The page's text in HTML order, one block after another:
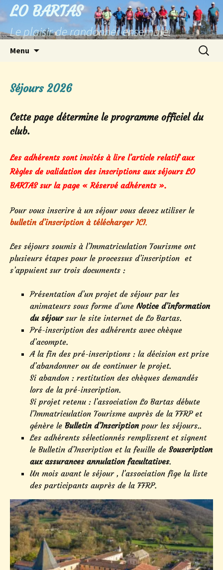
Aller
au
contenu
LO BARTAS
Le plaisir de randonner ensemble!
Menu
Séjours 2026
Cette page détermine le programme officiel du
club.
Les adhérents sont invités à lire l’article relatif aux
Règles de validation des inscriptions aux séjours LO
BARTAS sur la page « Réservé adhérents ».
Pour vous inscrire à un séjour vous devez utiliser le
bulletin d’inscription à télécharger ICI.
Les séjours soumis à l’Immatriculation Tourisme ont
plusieurs étapes pour le processus d’inscription et
s’appuient sur trois documents :
Présentation d’un projet de séjour par les
animateurs sous forme d’une Notice d’information
du séjoursur le site internet de Lo Bartas.
Pré-inscription des adhérents avec chèque
d’acompte.
A la fin des pré-inscriptions : la décision est prise
d’abandonner ou de continuer le projet.
Si abandon : restitution des chèques demandés
lors de la pré-inscription.
Si projet retenu : l’association Lo Bartas débute
l’Immatriculation Tourisme auprès de la FFRP et
génère le Bulletin d’Inscription pour les séjours..
Les adhérents sélectionnés remplissent et signent
le Bulletin d’Inscription et la feuille de Souscription
aux assurances annulation facultatives.
Un mois avant le séjour , l’association fige la liste
des participants auprès de la FFRP.